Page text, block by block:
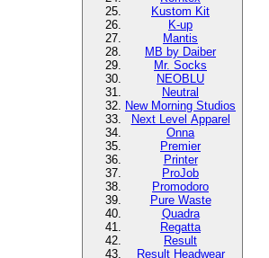
Kustom Kit
K-up
Mantis
MB by Daiber
Mr. Socks
NEOBLU
Neutral
New Morning Studios
Next Level Apparel
Onna
Premier
Printer
ProJob
Promodoro
Pure Waste
Quadra
Regatta
Result
Result Headwear